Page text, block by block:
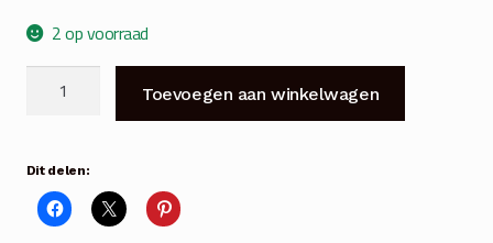
2 op voorraad
110
cm
Toevoegen aan winkelwagen
Dit delen: